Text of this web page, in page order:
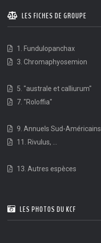
LES FICHES DE GROUPE
1. Fundulopanchax
3. Chromaphyosemion
5. "australe et calliurum"
7. "Roloffia"
9. Annuels Sud-Américains
11. Rivulus, ...
13. Autres espèces
LES PHOTOS DU KCF